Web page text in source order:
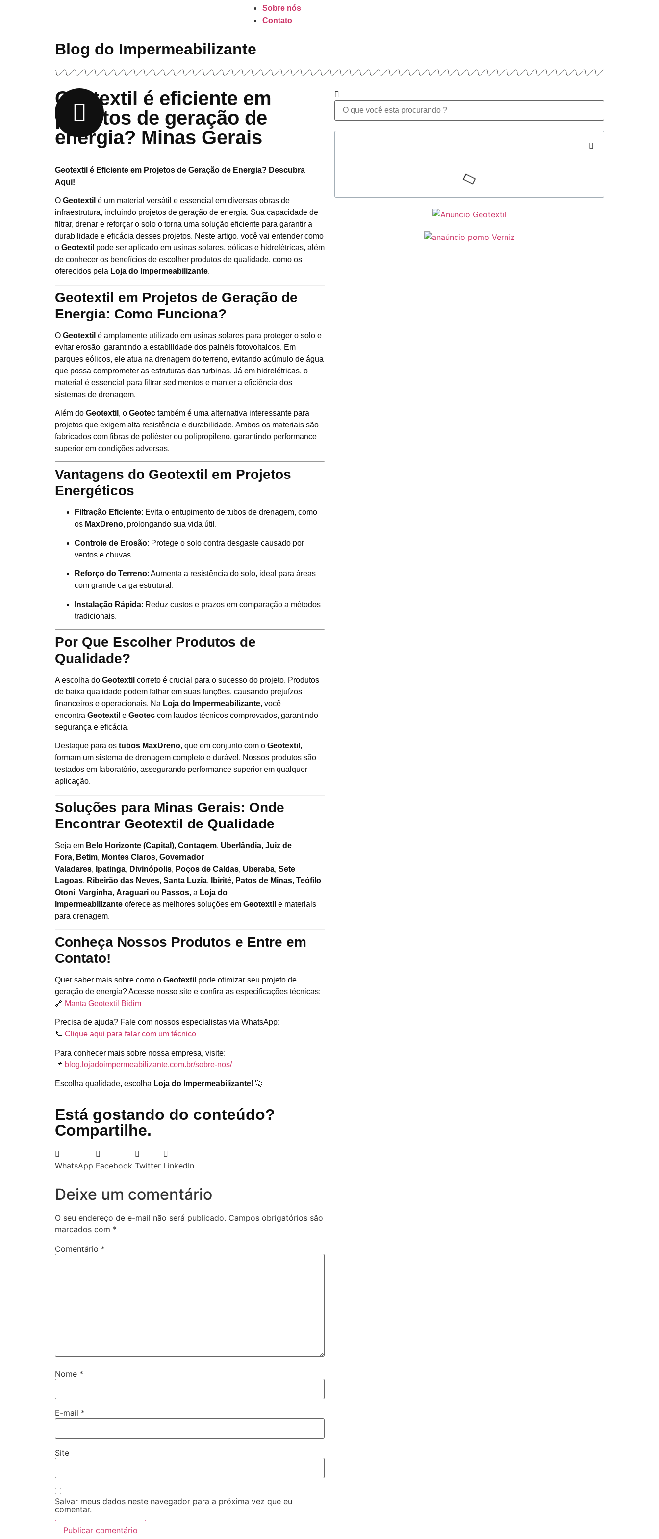
Sobre nós
Contato
Blog do Impermeabilizante
Geotextil é eficiente em
projetos de geração de
energia? Minas Gerais
Geotextil é Eficiente em Projetos de Geração de Energia? Descubra
Aqui!
O Geotextil é um material versátil e essencial em diversas obras de
infraestrutura, incluindo projetos de geração de energia. Sua capacidade de
filtrar, drenar e reforçar o solo o torna uma solução eficiente para garantir a
durabilidade e eficácia desses projetos. Neste artigo, você vai entender como
o Geotextil pode ser aplicado em usinas solares, eólicas e hidrelétricas, além
de conhecer os benefícios de escolher produtos de qualidade, como os
oferecidos pela Loja do Impermeabilizante.
Geotextil em Projetos de Geração de
Energia: Como Funciona?
O Geotextil é amplamente utilizado em usinas solares para proteger o solo e
evitar erosão, garantindo a estabilidade dos painéis fotovoltaicos. Em
parques eólicos, ele atua na drenagem do terreno, evitando acúmulo de água
que possa comprometer as estruturas das turbinas. Já em hidrelétricas, o
material é essencial para filtrar sedimentos e manter a eficiência dos
sistemas de drenagem.
Além do Geotextil , o Geotec também é uma alternativa interessante para
projetos que exigem alta resistência e durabilidade. Ambos os materiais são
fabricados com fibras de poliéster ou polipropileno, garantindo performance
superior em condições adversas.
Vantagens do Geotextil em Projetos
Energéticos
Filtração Eficiente: Evita o entupimento de tubos de drenagem, como
os MaxDreno, prolongando sua vida útil.
Controle de Erosão: Protege o solo contra desgaste causado por
ventos e chuvas.
Reforço do Terreno: Aumenta a resistência do solo, ideal para áreas
com grande carga estrutural.
Instalação Rápida: Reduz custos e prazos em comparação a métodos
tradicionais.
Por Que Escolher Produtos de
Qualidade?
A escolha do Geotextil correto é crucial para o sucesso do projeto. Produtos
de baixa qualidade podem falhar em suas funções, causando prejuízos
financeiros e operacionais. Na Loja do Impermeabilizante, você
encontra Geotextil e Geotec com laudos técnicos comprovados, garantindo
segurança e eficácia.
Destaque para os tubos MaxDreno, que em conjunto com o Geotextil ,
formam um sistema de drenagem completo e durável. Nossos produtos são
testados em laboratório, assegurando performance superior em qualquer
aplicação.
Soluções para Minas Gerais: Onde
Encontrar Geotextil de Qualidade
Seja em Belo Horizonte (Capital), Contagem, Uberlândia, Juiz de
Fora, Betim, Montes Claros, Governador
Valadares, Ipatinga, Divinópolis, Poços de Caldas, Uberaba, Sete
Lagoas, Ribeirão das Neves, Santa Luzia, Ibirité, Patos de Minas, Teófilo
Otoni, Varginha, Araguari ou Passos, a Loja do
Impermeabilizante oferece as melhores soluções em Geotextil e materiais
para drenagem.
Conheça Nossos Produtos e Entre em
Contato!
Quer saber mais sobre como o Geotextil pode otimizar seu projeto de
geração de energia? Acesse nosso site e confira as especificações técnicas:
🔗 Manta Geotextil Bidim
Precisa de ajuda? Fale com nossos especialistas via WhatsApp:
📞 Clique aqui para falar com um técnico
Para conhecer mais sobre nossa empresa, visite:
📌 blog.lojadoimpermeabilizante.com.br/sobre-nos/
Escolha qualidade, escolha Loja do Impermeabilizante! 🚀
Está gostando do conteúdo?
Compartilhe.
WhatsApp Facebook Twitter LinkedIn
Deixe um comentário
O seu endereço de e-mail não será publicado. Campos obrigatórios são
marcados com *
Comentário *
Nome *
E-mail *
Site
Salvar meus dados neste navegador para a próxima vez que eu
comentar.